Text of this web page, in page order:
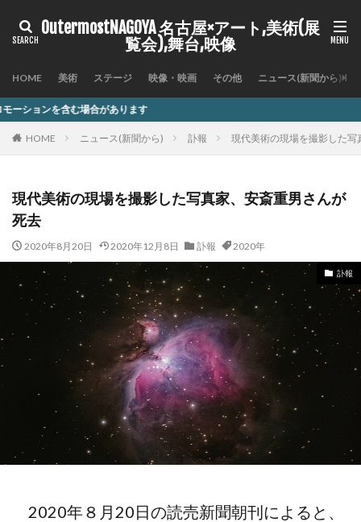
OutermostNAGOYA 名古屋×アート,美術(展
覧会),舞台,映像
HOME 美術 ステージ 映像・映画 その他 ニュース(新聞から)
ります
HOME ニュース(新聞から) 訃報 現代美術の現場を撮影した
現代美術の現場を撮影した写真家、安斎重男さんが
死去
2020年8月20日 2020年12月8日 訃報 2020年
訃報
2020年８月20日の読売新聞朝刊によると、